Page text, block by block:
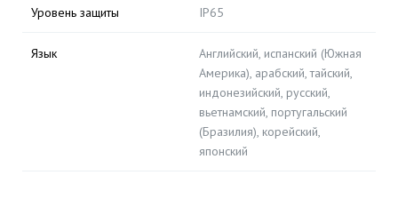
Уровень защиты IP65
Язык
Английский, испанский (Южная
Америка), арабский, тайский,
индонезийский, русский,
вьетнамский, португальский
(Бразилия), корейский,
японский